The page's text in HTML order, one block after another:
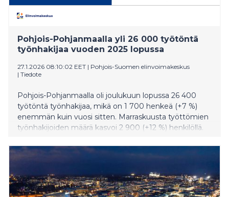
Pohjois-Pohjanmaalla yli 26 000 työtöntä
työnhakijaa vuoden 2025 lopussa
27.1.2026 08:10:02 EET | Pohjois-Suomen elinvoimakeskus
| Tiedote
Pohjois-Pohjanmaalla oli joulukuun lopussa 26 400
työtöntä työnhakijaa, mikä on 1 700 henkeä (+7 %)
enemmän kuin vuosi sitten. Marraskuusta työttömien
työnhakijoiden määrä kasvoi 2 900 (+12 %) henkilöllä.
mukaisesti, kun moni opinnoista valmistunut
ilmoittautuu työttömäksi työnhakijaksi ja useilla
työmailla tehtävät vähenevät talvikuukausiksi.